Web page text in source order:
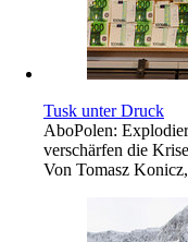
Tusk unter Druck
AboPolen:
verschärfen die
Von Tomasz